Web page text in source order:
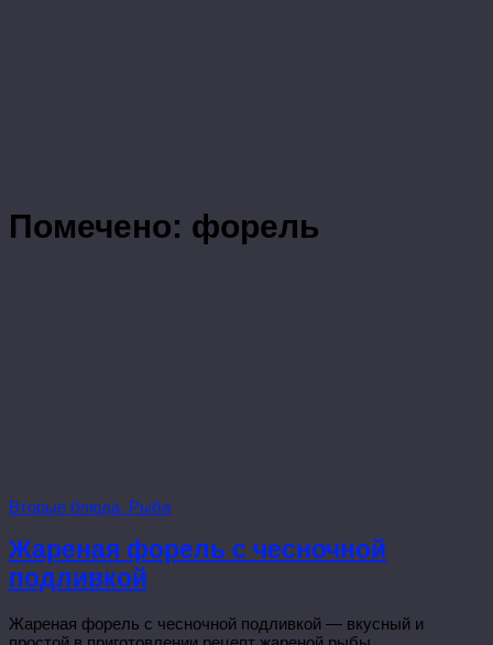
Помечено: форель
Вторые блюда. Рыба
Жареная форель с чесночной
подливкой
Жареная форель с чесночной подливкой — вкусный и